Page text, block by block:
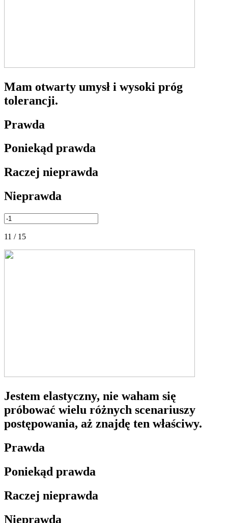
Mam otwarty umysł i wysoki próg
tolerancji.
Prawda
Poniekąd prawda
Raczej nieprawda
Nieprawda
11 / 15
Jestem elastyczny, nie waham się
próbować wielu różnych scenariuszy
postępowania, aż znajdę ten właściwy.
Prawda
Poniekąd prawda
Raczej nieprawda
Nieprawda